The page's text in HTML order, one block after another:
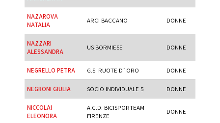
NAZAROVA
NATALIA
ARCI BACCANO DONNE
NAZZARI
ALESSANDRA
US BORMIESE DONNE
NEGRELLO PETRA G.S. RUOTE D`ORO DONNE
NEGRONI GIULIA SOCIO INDIVIDUALE 5 DONNE
NICCOLAI
ELEONORA
A.C.D. BICISPORTEAM
FIRENZE
DONNE